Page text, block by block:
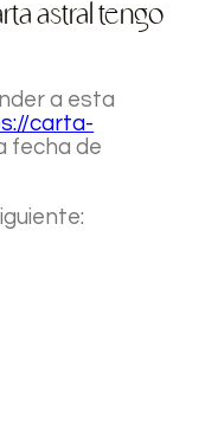
astral tengo
a esta
carta-
fecha de